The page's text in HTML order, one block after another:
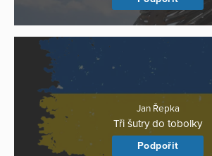
Jan Řepka
Tři šutry do tobolky
Podpořit